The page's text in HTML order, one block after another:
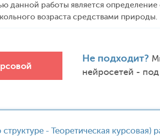
данной работы является
возраста средствами природы.
Не подходит?
нейросетей -
- Теоретическая